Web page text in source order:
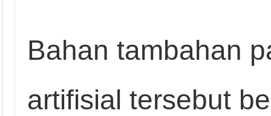
Bahan tambahan
artifisial tersebut